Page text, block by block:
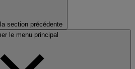
section précédente
le menu principal